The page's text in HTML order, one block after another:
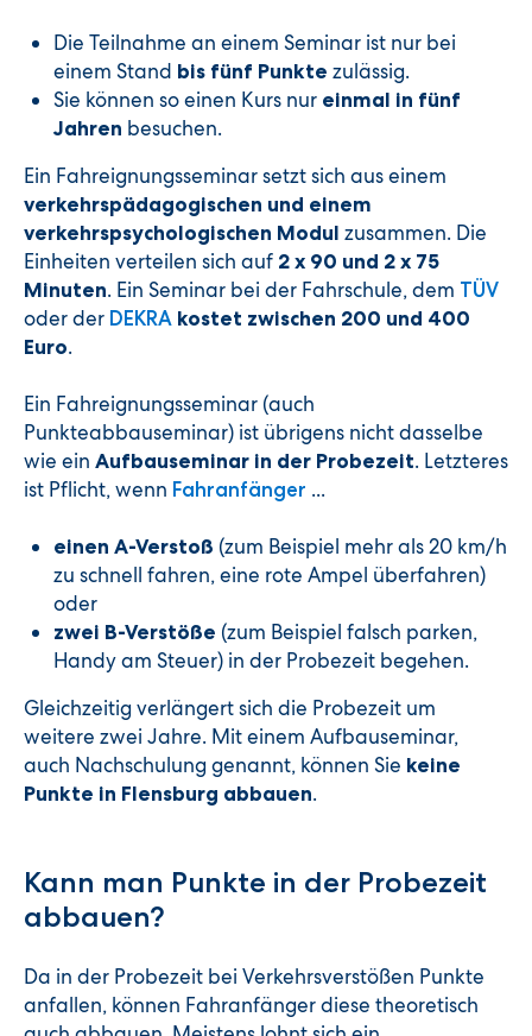
Die Teilnahme an einem Seminar ist nur bei
einem Stand bis fünf Punkte zulässig.
Sie können so einen Kurs nur einmal in fünf
Jahren besuchen.
Ein Fahreignungsseminar setzt sich aus einem
verkehrspädagogischen und einem
verkehrspsychologischen Modul zusammen. Die
Einheiten verteilen sich auf 2 x 90 und 2 x 75
Minuten. Ein Seminar bei der Fahrschule, dem TÜV
oder der DEKRA kostet zwischen 200 und 400
Euro.
Ein Fahreignungsseminar (auch
Punkteabbauseminar) ist übrigens nicht dasselbe
wie ein Aufbauseminar in der Probezeit. Letzteres
ist Pflicht, wenn Fahranfänger ...
einen A-Verstoß (zum Beispiel mehr als 20 km/h
zu schnell fahren, eine rote Ampel überfahren)
oder
zwei B-Verstöße (zum Beispiel falsch parken,
Handy am Steuer) in der Probezeit begehen.
Gleichzeitig verlängert sich die Probezeit um
weitere zwei Jahre. Mit einem Aufbauseminar,
auch Nachschulung genannt, können Sie keine
Punkte in Flensburg abbauen.
Kann man Punkte in der Probezeit
abbauen?
Da in der Probezeit bei Verkehrsverstößen Punkte
anfallen, können Fahranfänger diese theoretisch